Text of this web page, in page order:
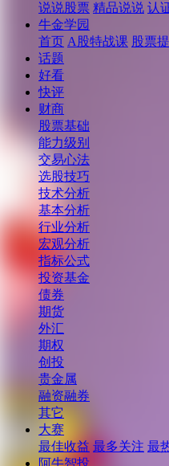
说说股票 精品说说 认
牛金学园
首页 A股特战课 股票
话题
好看
快评
财商
股票基础
能力级别
交易心法
选股技巧
技术分析
基本分析
行业分析
宏观分析
指标公式
投资基金
债券
期货
外汇
期权
创投
贵金属
融资融券
其它
大赛
最佳收益 最多关注 最
阿牛智投